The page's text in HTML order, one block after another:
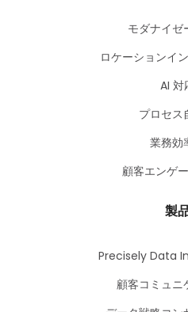
モダナイゼ
ロケーションイ
AI 対
プロセス
業務効
顧客エンゲ
製
Precisely Data
顧客コミュニ